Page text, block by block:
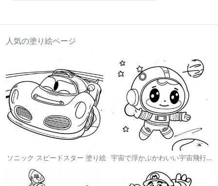
人気の塗り絵ページ
ソニック スピードスター 塗り絵 宇宙で浮かぶかわいい宇宙飛行士 塗り絵